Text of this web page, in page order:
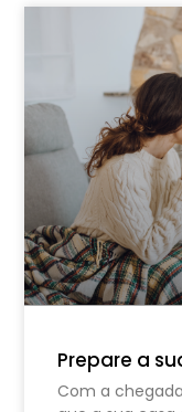
Prepare a
Com a